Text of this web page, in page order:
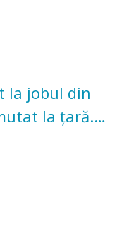
la jobul din
la țară.
grădina